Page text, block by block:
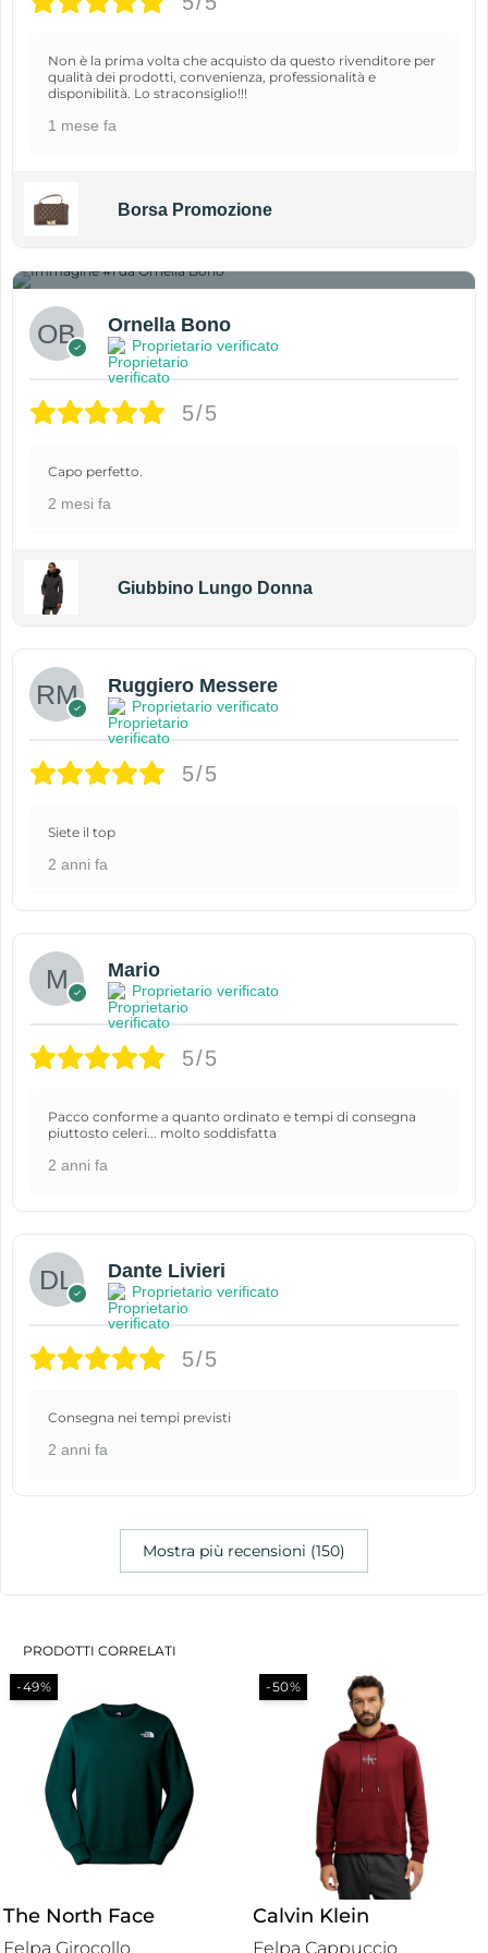
Non è la prima volta che acquisto da questo rivenditore per
qualità dei prodotti, convenienza, professionalità e
disponibilità. Lo straconsiglio!!!
1 mese fa
Borsa Promozione
Ornella Bono
Proprietario verificato
5/5
Capo perfetto.
2 mesi fa
Giubbino Lungo Donna
Ruggiero Messere
Proprietario verificato
5/5
Siete il top
2 anni fa
Mario
Proprietario verificato
5/5
Pacco conforme a quanto ordinato e tempi di consegna
piuttosto celeri... molto soddisfatta
2 anni fa
Dante Livieri
Proprietario verificato
5/5
Consegna nei tempi previsti
2 anni fa
Mostra più recensioni (150)
PRODOTTI CORRELATI
-50%
Calvin Klein
Felpa Cappuccio
-50%
The North Face
Felpa Cappuccio Felpata